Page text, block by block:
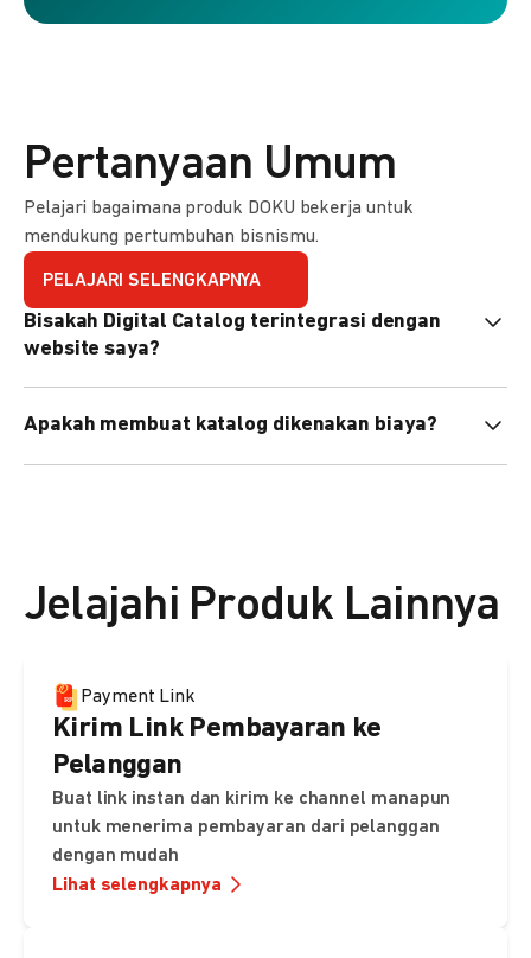
Pertanyaan Umum
Pelajari bagaimana produk DOKU bekerja untuk
mendukung pertumbuhan bisnismu.
PELAJARI SELENGKAPNYA
Bisakah Digital Catalog terintegrasi dengan
website saya?
atau menyematkan QR code di website Anda.
Apakah membuat katalog dikenakan biaya?
Jelajahi Produk Lainnya
Payment Link
Kirim Link Pembayaran ke
Pelanggan
Buat link instan dan kirim ke channel manapun
untuk menerima pembayaran dari pelanggan
dengan mudah
Lihat selengkapnya